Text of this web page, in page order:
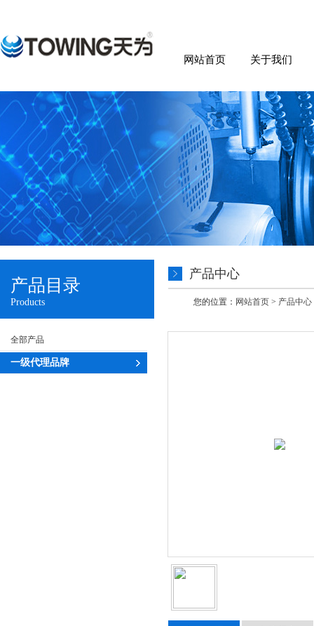
网站首页 关于我们
产品目录
Products
全部产品
一级代理品牌
产品中心
您的位置： 网站首页 > 产品中心